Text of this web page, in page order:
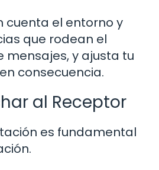
cuenta el entorno y
que rodean el
mensajes, y ajusta tu
consecuencia.
al Receptor
es fundamental